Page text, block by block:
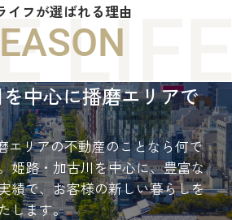
イフが選ばれる理由
中心に播磨エリアで
エリアの不動産のことなら何で
姫路・加古川を中心に、豊富な
績で、お客様の新しい暮らしを
します。